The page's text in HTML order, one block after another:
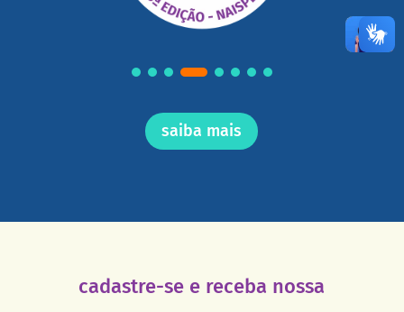
saiba mais
cadastre-se e receba nossa